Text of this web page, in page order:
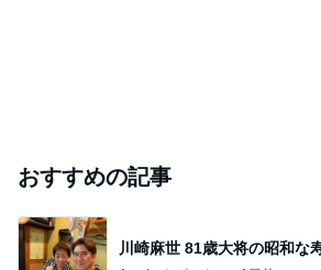
おすすめの記事
川崎麻世 81歳大将の昭和な